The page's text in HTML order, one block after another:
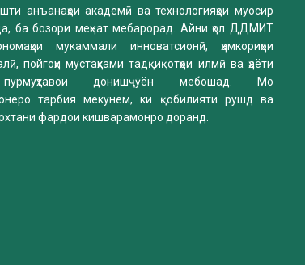
анъанаҳои академӣ ва технологияҳои муосир
ба бозори меҳнат мебарорад. Айни ҳол ДДМИТ
мукаммали инноватсионӣ, ҳамкориҳои
пойгоҳи мустаҳками тадқиқотҳои илмӣ ва ҳаёти
донишҷӯён мебошад. Мо
тарбия мекунем, ки қобилияти рушд ва
фардои кишварамонро доранд.